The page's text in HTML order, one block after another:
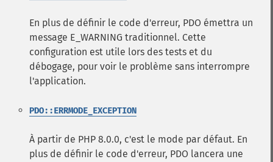
En plus de définir le code d'erreur, PDO émettra un
message E_WARNING traditionnel. Cette
configuration est utile lors des tests et du
débogage, pour voir le problème sans interrompre
l'application.
PDO::ERRMODE_EXCEPTION
À partir de PHP 8.0.0, c'est le mode par défaut. En
plus de définir le code d'erreur, PDO lancera une